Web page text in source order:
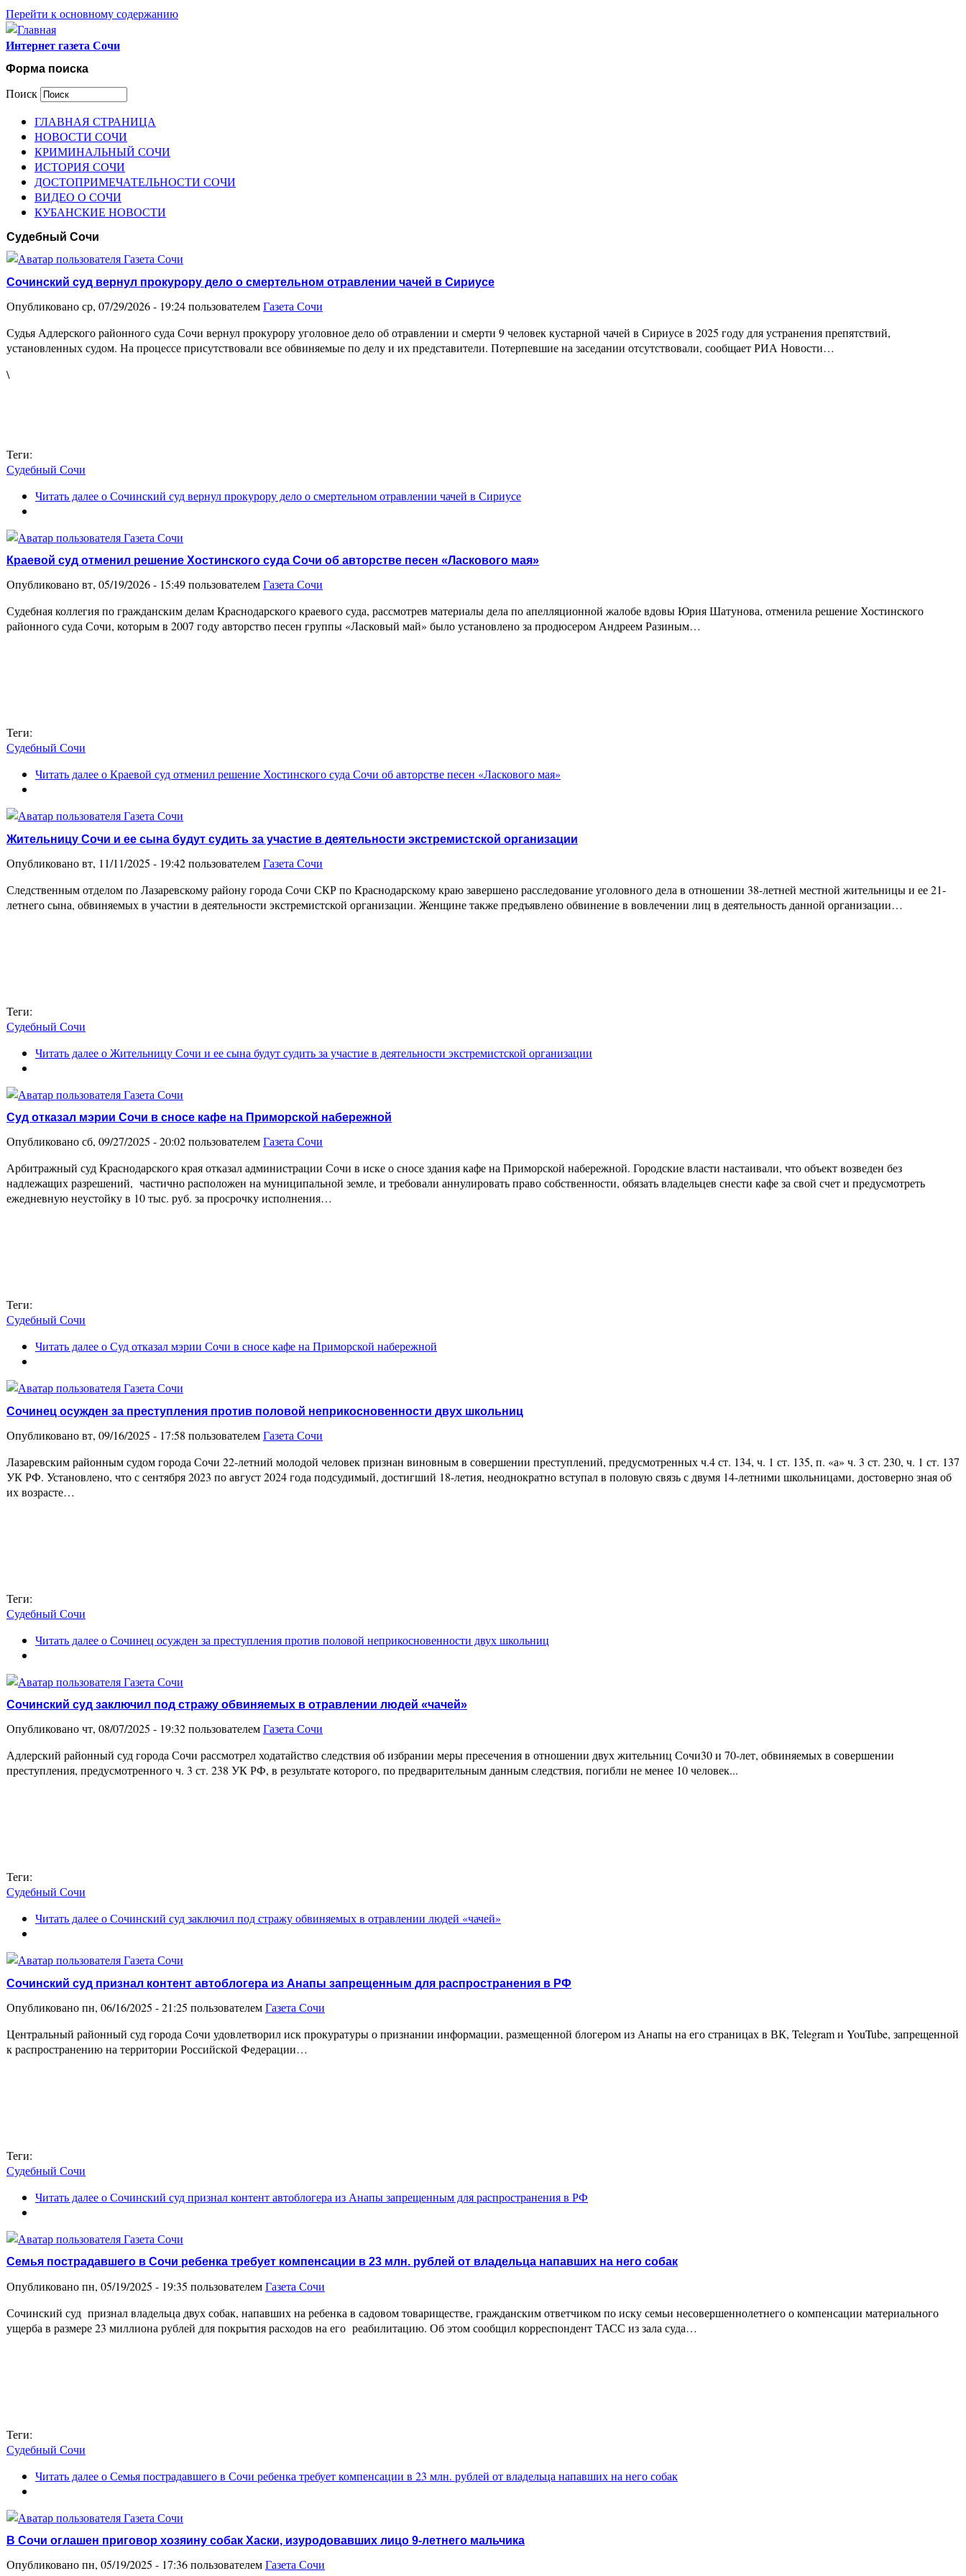
Перейти к основному содержанию
Интернет газета Сочи
Форма поиска
Поиск
ГЛАВНАЯ СТРАНИЦА
НОВОСТИ СОЧИ
КРИМИНАЛЬНЫЙ СОЧИ
ИСТОРИЯ СОЧИ
ДОСТОПРИМЕЧАТЕЛЬНОСТИ СОЧИ
ВИДЕО О СОЧИ
КУБАНСКИЕ НОВОСТИ
Судебный Сочи
Сочинский суд вернул прокурору дело о смертельном отравлении чачей в Сириусе
Опубликовано ср, 07/29/2026 - 19:24 пользователемГазета Сочи
Судья Адлерского районного суда Сочи вернул прокурору уголовное дело об отравлении и смерти 9 человек кустарной чачей в Сириусе в 2025 году для устранения препятствий,
установленных судом. На процессе присутствовали все обвиняемые по делу и их представители. Потерпевшие на заседании отсутствовали, сообщает РИА Новости…
\
Теги:
Судебный Сочи
Читать далеео Сочинский суд вернул прокурору дело о смертельном отравлении чачей в Сириусе
Краевой суд отменил решение Хостинского суда Сочи об авторстве песен «Ласкового мая»
Опубликовано вт, 05/19/2026 - 15:49 пользователемГазета Сочи
Судебная коллегия по гражданским делам Краснодарского краевого суда, рассмотрев материалы дела по апелляционной жалобе вдовы Юрия Шатунова, отменила решение Хостинского
районного суда Сочи, которым в 2007 году авторство песен группы «Ласковый май» было установлено за продюсером Андреем Разиным…
Теги:
Судебный Сочи
Читать далеео Краевой суд отменил решение Хостинского суда Сочи об авторстве песен «Ласкового мая»
Жительницу Сочи и ее сына будут судить за участие в деятельности экстремистской организации
Опубликовано вт, 11/11/2025 - 19:42 пользователемГазета Сочи
Следственным отделом по Лазаревскому району города Сочи СКР по Краснодарскому краю завершено расследование уголовного дела в отношении 38-летней местной жительницы и ее 21-
летнего сына, обвиняемых в участии в деятельности экстремистской организации. Женщине также предъявлено обвинение в вовлечении лиц в деятельность данной организации…
Теги:
Судебный Сочи
Читать далеео Жительницу Сочи и ее сына будут судить за участие в деятельности экстремистской организации
Суд отказал мэрии Сочи в сносе кафе на Приморской набережной
Опубликовано сб, 09/27/2025 - 20:02 пользователемГазета Сочи
Арбитражный суд Краснодарского края отказал администрации Сочи в иске о сносе здания кафе на Приморской набережной. Городские власти настаивали, что объект возведен без
надлежащих разрешений, частично расположен на муниципальной земле, и требовали аннулировать право собственности, обязать владельцев снести кафе за свой счет и предусмотреть
ежедневную неустойку в 10 тыс. руб. за просрочку исполнения…
Теги:
Судебный Сочи
Читать далеео Суд отказал мэрии Сочи в сносе кафе на Приморской набережной
Сочинец осужден за преступления против половой неприкосновенности двух школьниц
Опубликовано вт, 09/16/2025 - 17:58 пользователемГазета Сочи
Лазаревским районным судом города Сочи 22-летний молодой человек признан виновным в совершении преступлений, предусмотренных ч.4 ст. 134, ч. 1 ст. 135, п. «а» ч. 3 ст. 230, ч. 1 ст. 137
УК РФ. Установлено, что с сентября 2023 по август 2024 года подсудимый, достигший 18-летия, неоднократно вступал в половую связь с двумя 14-летними школьницами, достоверно зная об
их возрасте…
Теги:
Судебный Сочи
Читать далеео Сочинец осужден за преступления против половой неприкосновенности двух школьниц
Сочинский суд заключил под стражу обвиняемых в отравлении людей «чачей»
Опубликовано чт, 08/07/2025 - 19:32 пользователемГазета Сочи
Адлерский районный суд города Сочи рассмотрел ходатайство следствия об избрании меры пресечения в отношении двух жительниц Сочи30 и 70-лет, обвиняемых в совершении
преступления, предусмотренного ч. 3 ст. 238 УК РФ, в результате которого, по предварительным данным следствия, погибли не менее 10 человек...
Теги:
Судебный Сочи
Читать далеео Сочинский суд заключил под стражу обвиняемых в отравлении людей «чачей»
Сочинский суд признал контент автоблогера из Анапы запрещенным для распространения в РФ
Опубликовано пн, 06/16/2025 - 21:25 пользователемГазета Сочи
Центральный районный суд города Сочи удовлетворил иск прокуратуры о признании информации, размещенной блогером из Анапы на его страницах в ВК, Telegram и YouTube, запрещенной
к распространению на территории Российской Федерации…
Теги:
Судебный Сочи
Читать далеео Сочинский суд признал контент автоблогера из Анапы запрещенным для распространения в РФ
Семья пострадавшего в Сочи ребенка требует компенсации в 23 млн. рублей от владельца напавших на него собак
Опубликовано пн, 05/19/2025 - 19:35 пользователемГазета Сочи
Сочинский суд признал владельца двух собак, напавших на ребенка в садовом товариществе, гражданским ответчиком по иску семьи несовершеннолетнего о компенсации материального
ущерба в размере 23 миллиона рублей для покрытия расходов на его реабилитацию. Об этом сообщил корреспондент ТАСС из зала суда…
Теги:
Судебный Сочи
Читать далеео Семья пострадавшего в Сочи ребенка требует компенсации в 23 млн. рублей от владельца напавших на него собак
В Сочи оглашен приговор хозяину собак Хаски, изуродовавших лицо 9-летнего мальчика
Опубликовано пн, 05/19/2025 - 17:36 пользователемГазета Сочи